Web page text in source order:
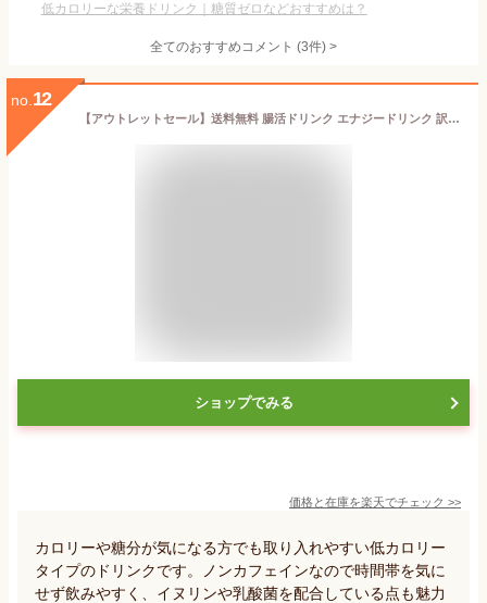
低カロリーな栄養ドリンク｜糖質ゼロなどおすすめは？
全てのおすすめコメント (3件) >
no. 12
【アウトレットセール】送料無料 腸活ドリンク エナジードリンク 訳あり 賞味期限6月18日 在庫処分 食品ロス イヌリン サプリ 無添加 15/e organic ノンカフェイン 低カロリー 栄養ドリンク 選べる セット Taka 共同開発 コーラ 玄米酢 レモン ライム 乳酸菌 オーガニック
ショップでみる
価格と在庫を楽天でチェック >>
カロリーや糖分が気になる方でも取り入れやすい低カロリー
タイプのドリンクです。ノンカフェインなので時間帯を気に
せず飲みやすく、イヌリンや乳酸菌を配合している点も魅力